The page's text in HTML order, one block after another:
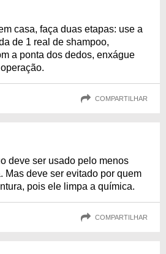
casa, faça duas etapas: use a
de 1 real de shampoo,
a ponta dos dedos, enxágue
COMPARTILHAR
deve ser usado pelo menos
Mas deve ser evitado por quem
pois ele limpa a química.
COMPARTILHAR